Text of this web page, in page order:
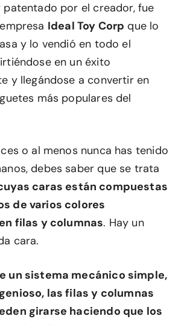
patentado por el creador, fue
Ideal Toy Corp que lo
y lo vendió en todo el
en un éxito
y llegándose a convertir en
más populares del
o al menos nunca has tenido
debes saber que se trata
caras están compuestas
de varios colores
filas y columnas. Hay un
cara.
un sistema mecánico simple,
las filas y columnas
girarse haciendo que los